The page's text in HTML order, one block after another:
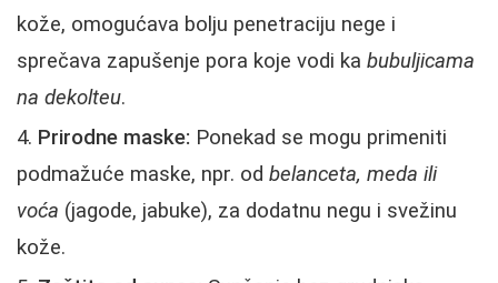
kože, omogućava bolju penetraciju nege i
sprečava zapušenje pora koje vodi ka bubuljicama
na dekolteu.
Prirodne maske: Ponekad se mogu primeniti
podmažuće maske, npr. od belanceta, meda ili
voća (jagode, jabuke), za dodatnu negu i svežinu
kože.